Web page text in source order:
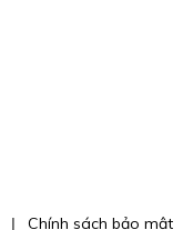
Chính sách bảo mật